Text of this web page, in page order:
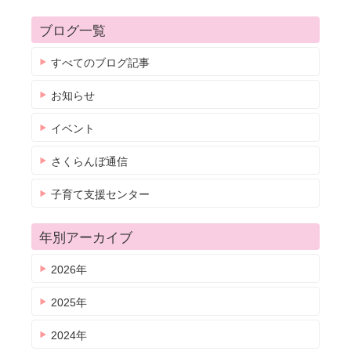
ブログ一覧
すべてのブログ記事
お知らせ
イベント
さくらんぼ通信
子育て支援センター
年別アーカイブ
2026年
2025年
2024年